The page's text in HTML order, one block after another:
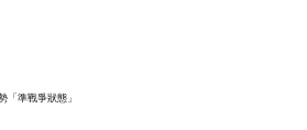
「準戰爭狀態」